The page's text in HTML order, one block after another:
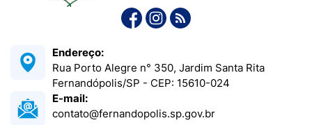
Endereço:
Rua Porto Alegre n° 350, Jardim Santa Rita
Fernandópolis/SP - CEP: 15610-024
E-mail:
contato@fernandopolis.sp.gov.br